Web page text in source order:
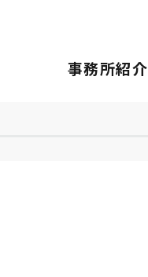
事務所紹介